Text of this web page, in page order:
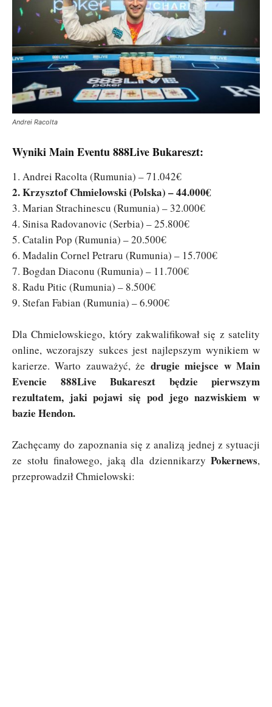
Andrei Racolta
Wyniki Main Eventu 888Live Bukareszt:
1. Andrei Racolta (Rumunia) – 71.042€
2. Krzysztof Chmielowski (Polska) – 44.000€
3. Marian Strachinescu (Rumunia) – 32.000€
4. Sinisa Radovanovic (Serbia) – 25.800€
5. Catalin Pop (Rumunia) – 20.500€
6. Madalin Cornel Petraru (Rumunia) – 15.700€
7. Bogdan Diaconu (Rumunia) – 11.700€
8. Radu Pitic (Rumunia) – 8.500€
9. Stefan Fabian (Rumunia) – 6.900€
Dla Chmielowskiego, który zakwalifikował się z satelity
online, wczorajszy sukces jest najlepszym wynikiem w
karierze. Warto zauważyć, że drugie miejsce w Main
Evencie 888Live Bukareszt będzie pierwszym
rezultatem, jaki pojawi się pod jego nazwiskiem w
bazie Hendon.
Zachęcamy do zapoznania się z analizą jednej z sytuacji
ze stołu finałowego, jaką dla dziennikarzy Pokernews,
przeprowadził Chmielowski: